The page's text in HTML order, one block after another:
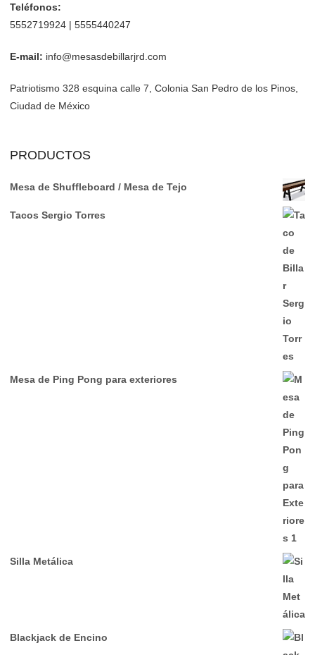
Teléfonos:
5552719924 | 5555440247
E-mail: info@mesasdebillarjrd.com
Patriotismo 328 esquina calle 7, Colonia San Pedro de los Pinos,
Ciudad de México
PRODUCTOS
Mesa de Shuffleboard / Mesa de Tejo
Tacos Sergio Torres
Mesa de Ping Pong para exteriores
Silla Metálica
Blackjack de Encino